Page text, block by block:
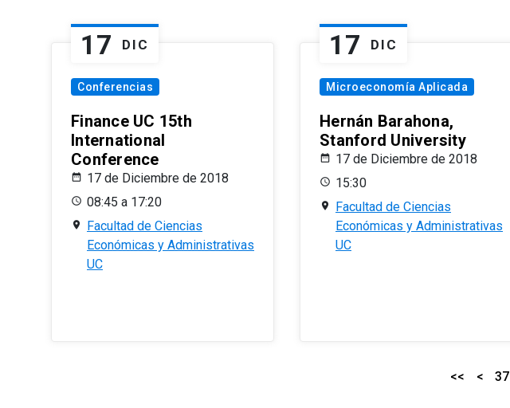
17 DIC
Conferencias
Finance UC 15th
International
Conference
17 de Diciembre de 2018
08:45 a 17:20
Facultad de Ciencias
Económicas y Administrativas
UC
17 DIC
Microeconomía Aplicada
Hernán Barahona,
Stanford University
17 de Diciembre de 2018
15:30
Facultad de Ciencias
Económicas y Administrativas
UC
<< < 37